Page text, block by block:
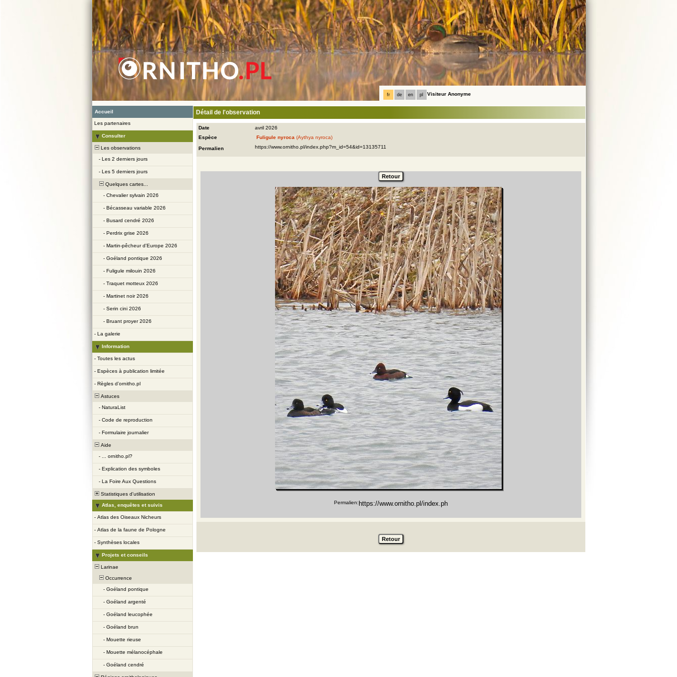
fr de en pl Visiteur Anonyme
Accueil
Les partenaires
Consulter
Les observations
- Les 2 derniers jours
- Les 5 derniers jours
Quelques cartes...
- Chevalier sylvain 2026
- Bécasseau variable 2026
- Busard cendré 2026
- Perdrix grise 2026
- Martin-pêcheur d'Europe 2026
- Goéland pontique 2026
- Fuligule milouin 2026
- Traquet motteux 2026
- Martinet noir 2026
- Serin cini 2026
- Bruant proyer 2026
- La galerie
Information
- Toutes les actus
- Espèces à publication limitée
- Règles d’ornitho.pl
Astuces
- NaturaList
- Code de reproduction
- Formulaire journalier
Aide
-
... ornitho.pl?
- Explication des symboles
- La Foire Aux Questions
Statistiques d'utilisation
Atlas, enquêtes et suivis
- Atlas des Oiseaux Nicheurs
- Atlas de la faune de Pologne
- Synthèses locales
Projets et conseils
Larinae
Occurrence
- Goéland pontique
- Goéland argenté
- Goéland leucophée
- Goéland brun
- Mouette rieuse
- Mouette mélanocéphale
- Goéland cendré
Détail de l'observation
Date
avril 2026
Espèce
Fuligule nyroca (Aythya nyroca)
Permalien
Permalien: